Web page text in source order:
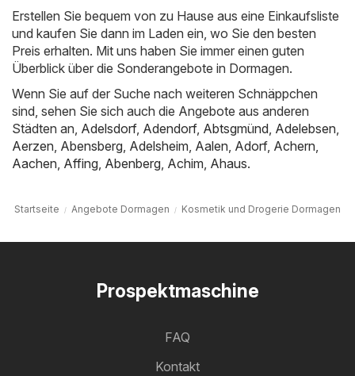
Erstellen Sie bequem von zu Hause aus eine Einkaufsliste
und kaufen Sie dann im Laden ein, wo Sie den besten
Preis erhalten. Mit uns haben Sie immer einen guten
Überblick über die Sonderangebote in Dormagen.
Wenn Sie auf der Suche nach weiteren Schnäppchen
sind, sehen Sie sich auch die Angebote aus anderen
Städten an, Adelsdorf, Adendorf, Abtsgmünd, Adelebsen,
Aerzen, Abensberg, Adelsheim, Aalen, Adorf, Achern,
Aachen, Affing, Abenberg, Achim, Ahaus.
Startseite Angebote Dormagen Kosmetik und Drogerie Dormagen
Prospektmaschine
FAQ
Kontakt